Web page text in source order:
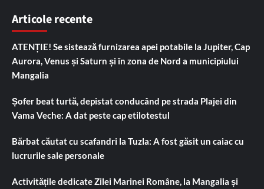
Articole recente
ATENȚIE! Se sistează furnizarea apei potabile la Jupiter, Cap
Aurora, Venus și Saturn și în zona de Nord a municipiului
Mangalia
Șofer beat turtă, depistat conducând pe strada Plajei din
Vama Veche: A dat peste cap etilotestul
Bărbat căutat cu scafandri la Tuzla: A fost găsit un caiac cu
lucrurile sale personale
Activitățile dedicate Zilei Marinei Române, la Mangalia și